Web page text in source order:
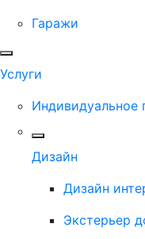
Гаражи
Услуги
Индивидуальное
Дизайн
Дизайн
Экстерьер